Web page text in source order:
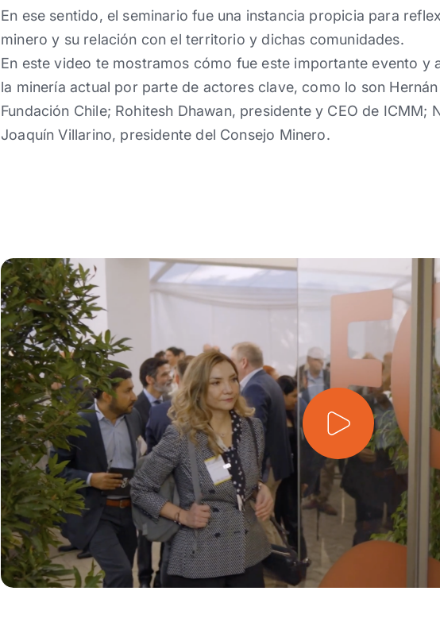
En ese sentido, el seminario fue una instancia propicia para
minero y su relación con el territorio y dichas comunidades.
En este video te mostramos cómo fue este importante evento y
la minería actual por parte de actores clave, como lo son
Fundación Chile; Rohitesh Dhawan, presidente y CEO de ICMM;
Joaquín Villarino, presidente del Consejo Minero.